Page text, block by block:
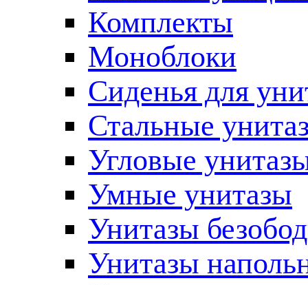
Комплекты
Моноблоки
Сиденья для
Стальные
Угловые
Умные унитазы
Унитазы
Унитазы